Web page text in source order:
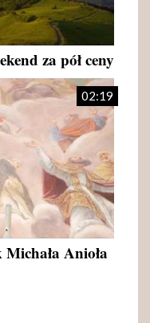
za pół ceny
02:19
Anioła